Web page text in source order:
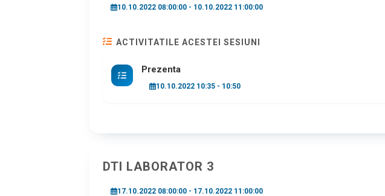
10.10.2022 08:00:00 - 10.10.2022 11:00:00
ACTIVITATILE ACESTEI SESIUNI
Prezenta
10.10.2022 10:35 - 10:50
DTI LABORATOR 3
17.10.2022 08:00:00 - 17.10.2022 11:00:00